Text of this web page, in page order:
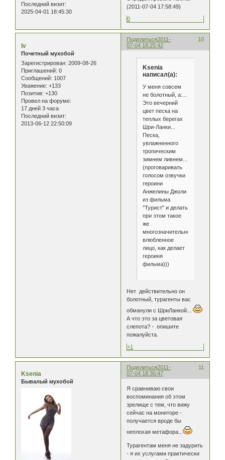
Последний визит:
2025-04-01 18:45:30
(2011-07-04 17:58:49)
0
Поделиться 10
2011-
07-04 18:25:42
Iv
Почетный мухобой
Зарегистрирован: 2009-08-26
Приглашений: 0
Сообщений: 1007
Уважение: +133
Позитив: +130
Провел на форуме:
17 дней 3 часа
Последний визит:
2013-06-12 22:50:09
Ksenia
написал(а):
У меня совсем
не болотный, а:...
Это вечерний
цвет песка на
теплых берегах
Шри-Ланки...
Песка,
увлажненного
тропическим
зимнем ливнем...
(проговаривать
голосом озвучки
героини
Анжелины Джоли
из фильма
"Турист" и делать
при этом такое
же
многозначительно-
влюбленное
лицо, как делает
героиня
фильма)))
Нет действительно он
болотный, турагенты вас
обманули с ШриЛанкой...
А что это за цветовая
слепота? - опишите
пожалуйста.
+1
Поделиться 11
2011-
07-04 18:30:47
Ksenia
Бывалый мухобой
Я сравниваю свои
воспоминания об этом
зрелище с тем, что вижу
сейчас на мониторе -
получается вроде бы
неплохая метафора...
Турагентам меня не задурить
- я их услугами практически